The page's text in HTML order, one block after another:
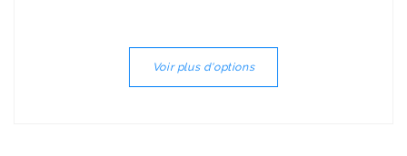
Voir plus d'options